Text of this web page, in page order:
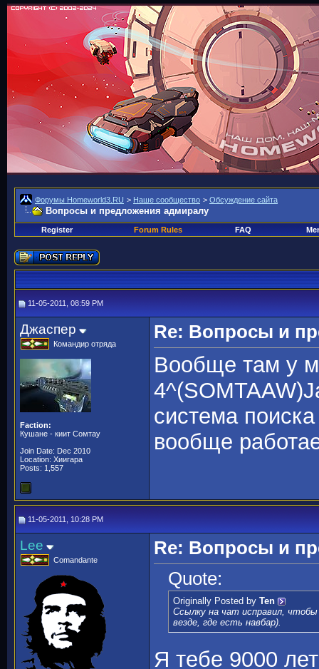
Форумы Homeworld3.RU > Наше сообщество > Обсуждение сайта
Вопросы и предложения адмиралу
Register Forum Rules FAQ
11-05-2011, 08:59 PM
Джаспер
Командир отряда
Faction:
Кушане - киит Сомтау
Join Date: Dec 2010
Location: Хиигара
Posts: 1,557
Re: Вопросы и
Вообще там у
система
вообще
11-05-2011, 10:28 PM
Lee
Comandante
Re: Вопросы и
Quote:
Originally Posted by Ten
Ссылку на чат исправил,
везде, где есть навбар).
Я тебе 9000